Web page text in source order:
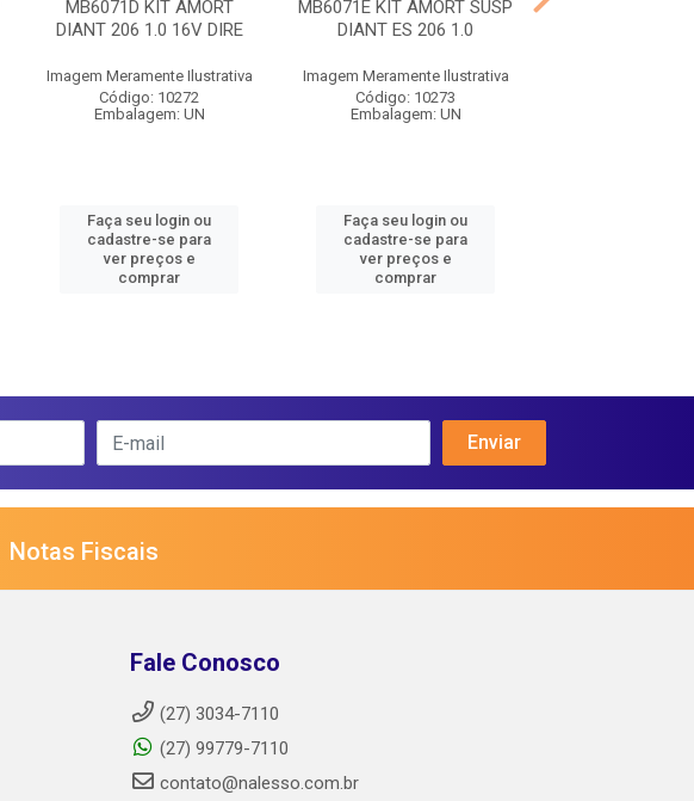
MB6071D KIT AMORT
DIANT 206 1.0 16V DIRE
Imagem Meramente Ilustrativa
Código: 10272
Embalagem: UN
Faça seu login ou
cadastre-se para
ver preços e
comprar
MB6071E KIT AMORT SUSP
DIANT ES 206 1.0
Imagem Meramente Ilustrativa
Código: 10273
Embalagem: UN
Faça seu login ou
cadastre-se para
ver preços e
comprar
Notas Fiscais
Fale Conosco
(27) 3034-7110
(27) 99779-7110
contato@nalesso.com.br